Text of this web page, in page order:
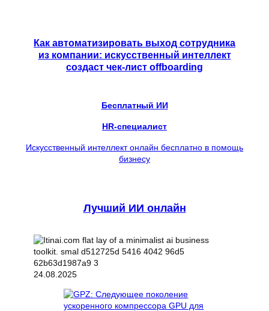
Как автоматизировать выход сотрудника
из компании: искусственный интеллект
создаст чек-лист offboarding
Бесплатный ИИ
HR-специалист
Искусственный интеллект онлайн бесплатно в помощь
бизнесу
Лучший ИИ онлайн
24.08.2025